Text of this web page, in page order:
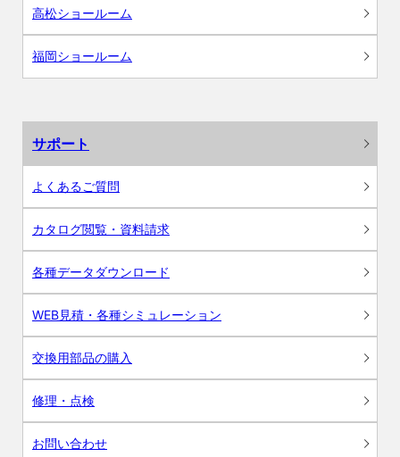
高松ショールーム
福岡ショールーム
サポート
よくあるご質問
カタログ閲覧・資料請求
各種データダウンロード
WEB見積・各種シミュレーション
交換用部品の購入
修理・点検
お問い合わせ